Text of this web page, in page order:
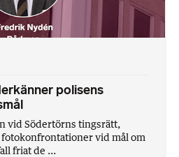
polisens
vid Södertörns tingsrätt,
vid mål om
friat de ...